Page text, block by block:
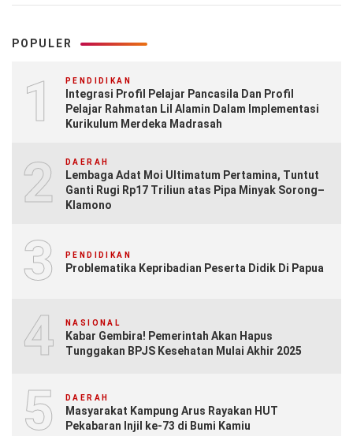
POPULER
1 PENDIDIKAN
Integrasi Profil Pelajar Pancasila Dan Profil
Pelajar Rahmatan Lil Alamin Dalam Implementasi
Kurikulum Merdeka Madrasah
2 DAERAH
Lembaga Adat Moi Ultimatum Pertamina, Tuntut
Ganti Rugi Rp17 Triliun atas Pipa Minyak Sorong–
Klamono
3 PENDIDIKAN
Problematika Kepribadian Peserta Didik Di Papua
4 NASIONAL
Kabar Gembira! Pemerintah Akan Hapus
Tunggakan BPJS Kesehatan Mulai Akhir 2025
5 DAERAH
Masyarakat Kampung Arus Rayakan HUT
Pekabaran Injil ke-73 di Bumi Kamiu